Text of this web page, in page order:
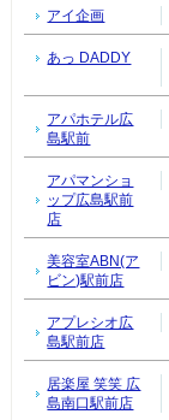
アイ企画
あっ DADDY
アパホテル広
島駅前
アパマンショ
ップ広島駅前
店
美容室ABN(ア
ビン)駅前店
アプレシオ広
島駅前店
居楽屋 笑笑 広
島南口駅前店